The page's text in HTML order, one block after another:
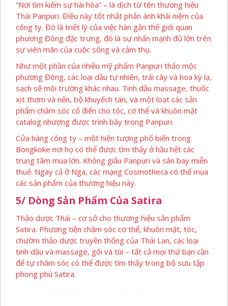
“Nơi tìm kiếm sự hài hòa” – là dịch từ tên thương hiệu
Thái Panpuri. Điều này tốt nhất phản ánh khái niệm của
công ty. Đó là triết lý của việc hàn gắn thế giới quan
phương Đông đặc trưng, ​​đó là sự nhấn mạnh đủ lớn trên
sự viên mãn của cuộc sống và cảm thụ.
Như một phần của nhiều mỹ phẩm Panpuri thảo mộc
phương Đông, các loại dầu tự nhiên, trái cây và hoa kỳ lạ,
sạch sẽ môi trường khác nhau. Tinh dầu massage, thuốc
xịt thơm và nến, bộ khuyếch tán, và một loạt các sản
phẩm chăm sóc cổ điển cho tóc, cơ thể và khuôn mặt
catalog nhượng được trình bày trong Panpuri.
Cửa hàng công ty – một hiện tượng phổ biến trong
Bongkoke nơi họ có thể được tìm thấy ở hầu hết các
trung tâm mua lớn. Không giấu Panpuri và sân bay miễn
thuế. Ngay cả ở Nga, các mạng Cosmotheca có thể mua
các sản phẩm của thương hiệu này.
5/ Dòng Sản Phẩm Của Satira
Thảo dược Thái – cơ sở cho thương hiệu sản phẩm
Satira. Phương tiện chăm sóc cơ thể, khuôn mặt, tóc,
chườm thảo dược truyền thống của Thái Lan, các loại
tinh dầu và massage, gối và túi – tất cả mọi thứ bạn cần
để tự chăm sóc có thể được tìm thấy trong bộ sưu tập
phong phú Satira.